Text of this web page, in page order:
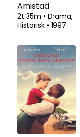
Amistad
2t 35m • Drama,
Historisk • 1997